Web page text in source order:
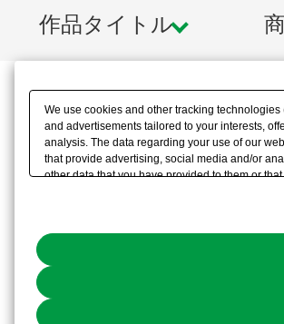
作品タイトル
We use cookies and other tracking
and advertisements tailored to your interests,
analysis. The data regarding your use of our
that provide advertising, social media and/or
other data that you have provided to them or
the use of all Cookies except for Strictly
You can change your consent or rejection